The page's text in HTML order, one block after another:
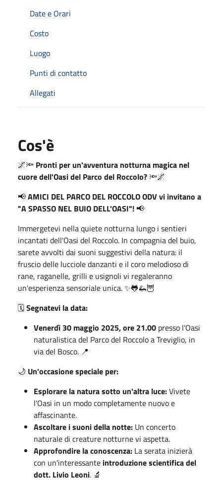
Date e Orari
Costo
Luogo
Punti di contatto
Allegati
Cos'è
🌌🔦 Pronti per un'avventura notturna magica nel
cuore dell'Oasi del Parco del Roccolo? 🔦🌌
📢AMICI DEL PARCO DEL ROCCOLO ODV vi invitano a
"A SPASSO NEL BUIO DELL'OASI"! 📢
Immergetevi nella quiete notturna lungo i sentieri
incantati dell'Oasi del Roccolo. In compagnia del buio,
sarete avvolti dai suoni suggestivi della natura: il
fruscio delle lucciole danzanti e il coro melodioso di
rane, raganelle, grilli e usignoli vi regaleranno
un'esperienza sensoriale unica. ✨🐸🦗🦉
🗓️Segnatevi la data:
Venerdì 30 maggio 2025, ore 21.00 presso l'Oasi
naturalistica del Parco del Roccolo a Treviglio, in
via del Bosco. 📍
🌙 Un'occasione speciale per:
Esplorare la natura sotto un'altra luce:Vivete
l'Oasi in un modo completamente nuovo e
affascinante.
Ascoltare i suoni della notte: Un concerto
naturale di creature notturne vi aspetta.
Approfondire la conoscenza: La serata inizierà
con un'interessante introduzione scientifica del
dott. Livio Leoni. 🔬